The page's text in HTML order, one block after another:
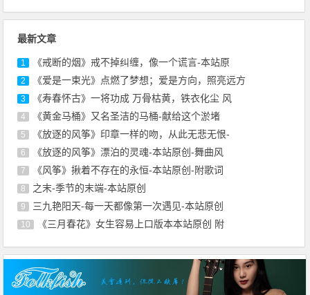
最新文章
1 《戒断的烟》戒不掉纠缠，像一个谎言-本站原
2 《爱是一束光》点燃了梦想；爱是方向，照亮远方
3 《寿春怀古》一将功成 万骨枯黄，铁衣化尘 风
4 《黄金马桶》又名圣洁的马桶-献给这个淤堵
5 《放逐的风筝》印章一样的吻，从此无悲无恨-
6 《放逐的风筝》漂泊的灵魂-本站原创-舞曲风
7 《风筝》揪着不存在的永恒-本站原创-附歌词
8 之末-季节的末端-本站原创
9 三九艳阳天-每一天都像第一次遇见-本站原创
10 《三月春花》女生容易上口版本本站原创 附